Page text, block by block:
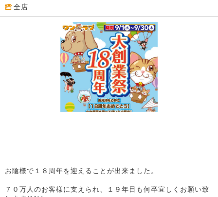
全店
お陰様で１８周年を迎えることが出来ました。
７０万人のお客様に支えられ、１９年目も何卒宜しくお願い致